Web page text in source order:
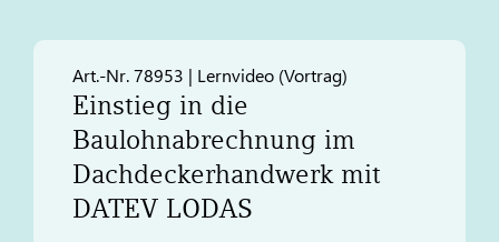
Art.-Nr. 78953 | Lernvideo (Vortrag)
Einstieg in die
Baulohnabrechnung im
Dachdeckerhandwerk mit
DATEV LODAS